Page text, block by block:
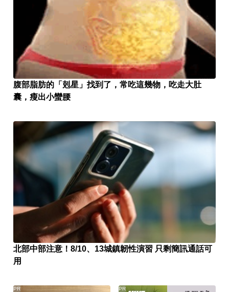
腹部脂肪的「剋星」找到了，常吃這幾物，吃走大肚
囊，瘦出小蠻腰
北部中部注意！8/10、13城鎮韌性演習 只剩簡訊通話可
用
PR PR